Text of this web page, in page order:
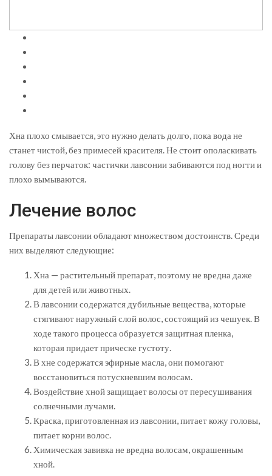
Хна плохо смывается, это нужно делать долго, пока вода не
станет чистой, без примесей красителя. Не стоит ополаскивать
голову без перчаток: частички лавсонии забиваются под ногти и
плохо вымываются.
Лечение волос
Препараты лавсонии обладают множеством достоинств. Среди
них выделяют следующие:
Хна — растительный препарат, поэтому не вредна даже
для детей или животных.
В лавсонии содержатся дубильные вещества, которые
стягивают наружный слой волос, состоящий из чешуек. В
ходе такого процесса образуется защитная пленка,
которая придает прическе густоту.
В хне содержатся эфирные масла, они помогают
восстановиться потускневшим волосам.
Воздействие хной защищает волосы от пересушивания
солнечными лучами.
Краска, приготовленная из лавсонии, питает кожу головы,
питает корни волос.
Химическая завивка не вредна волосам, окрашенным
хной.